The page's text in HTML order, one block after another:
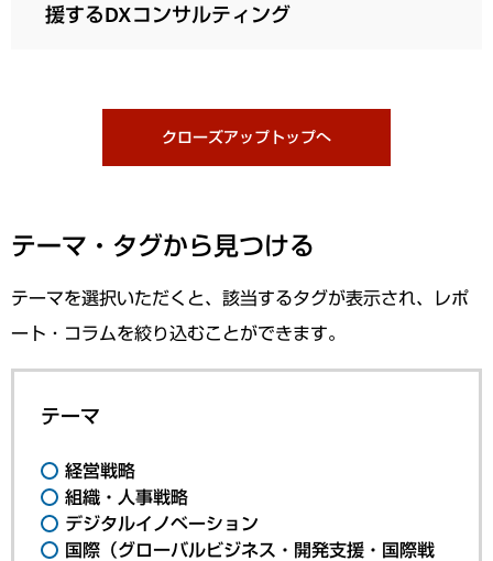
援するDXコンサルティング
クローズアップトップへ
テーマ・タグから見つける
テーマを選択いただくと、該当するタグが表示され、レポ
ート・コラムを絞り込むことができます。
テーマ
経営戦略
組織・人事戦略
デジタルイノベーション
国際（グローバルビジネス・開発支援・国際戦